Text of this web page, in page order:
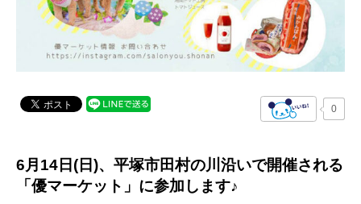
0
6月14日(日)、平塚市田村の川沿いで開催される
「優マーケット」に参加します♪